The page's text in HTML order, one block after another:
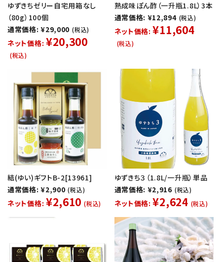
ゆずきちゼリー自宅用箱なし
（80g）100個
通常価格: ¥29,000 (税込)
ネット価格: ¥20,300
(税込)
熟成味ぽん酢（一升瓶1.8L）3本
通常価格: ¥12,894 (税込)
ネット価格: ¥11,604
(税込)
結(ゆい)ギフトB-2[13961]
通常価格: ¥2,900 (税込)
ネット価格: ¥2,610 (税込)
ゆずきち３（1.8L/一升瓶）単品
通常価格: ¥2,916 (税込)
ネット価格: ¥2,624 (税込)